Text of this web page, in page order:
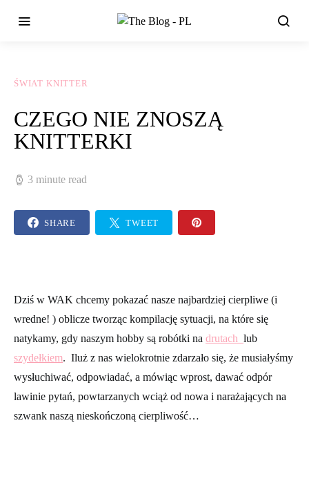
ŚWIAT KNITTER
CZEGO NIE ZNOSZĄ
KNITTERKI
3 minute read
SHARE TWEET
Dziś w WAK chcemy pokazać nasze najbardziej cierpliwe (i
wredne! ) oblicze tworząc kompilację sytuacji, na które się
natykamy, gdy naszym hobby są robótki na drutach lub
szydełkiem. Iluż z nas wielokrotnie zdarzało się, że musiałyśmy
wysłuchiwać, odpowiadać, a mówiąc wprost, dawać odpór
lawinie pytań, powtarzanych wciąż od nowa i narażających na
szwank naszą nieskończoną cierpliwość…